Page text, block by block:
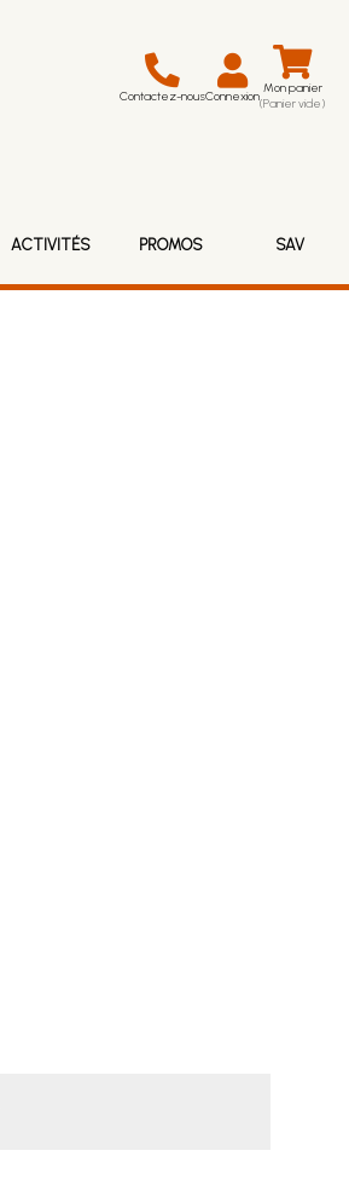
Contactez-nousConnexion Mon panier
(Panier vide)
ACTIVITÉS PROMOS SAV